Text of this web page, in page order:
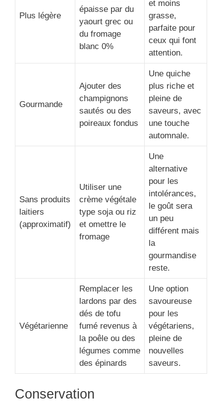
Plus légère
épaisse par du
yaourt grec ou
du fromage
blanc 0%
et moins
grasse,
parfaite pour
ceux qui font
attention.
Gourmande
Ajouter des
champignons
sautés ou des
poireaux fondus
Une quiche
plus riche et
pleine de
saveurs, avec
une touche
automnale.
Sans produits
laitiers
(approximatif)
Utiliser une
crème végétale
type soja ou riz
et omettre le
fromage
Une
alternative
pour les
intolérances,
le goût sera
un peu
différent mais
la
gourmandise
reste.
Végétarienne
Remplacer les
lardons par des
dés de tofu
fumé revenus à
la poêle ou des
légumes comme
des épinards
Une option
savoureuse
pour les
végétariens,
pleine de
nouvelles
saveurs.
Conservation